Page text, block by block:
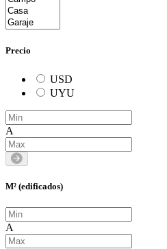
Precio
USD
UYU
A
M² (edificados)
A